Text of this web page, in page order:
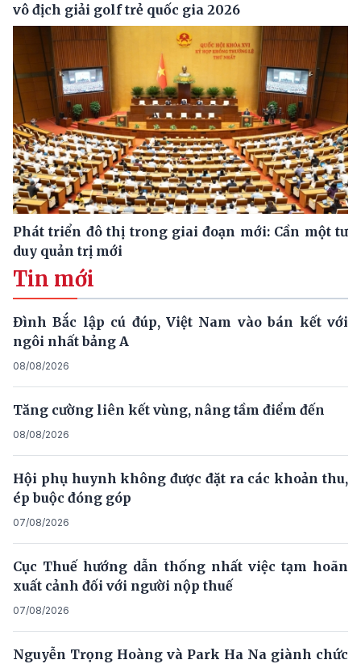
vô địch giải golf trẻ quốc gia 2026
Phát triển đô thị trong giai đoạn mới: Cần một tư
duy quản trị mới
Tin mới
Đình Bắc lập cú đúp, Việt Nam vào bán kết với
ngôi nhất bảng A
08/08/2026
Tăng cường liên kết vùng, nâng tầm điểm đến
08/08/2026
Hội phụ huynh không được đặt ra các khoản thu,
ép buộc đóng góp
07/08/2026
Cục Thuế hướng dẫn thống nhất việc tạm hoãn
xuất cảnh đối với người nộp thuế
07/08/2026
Nguyễn Trọng Hoàng và Park Ha Na giành chức